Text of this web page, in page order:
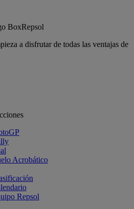
a disfrutar de todas las ventajas de
Acrobático
Repsol